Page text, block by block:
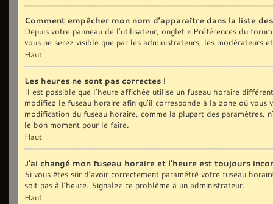
Comment empêcher mon nom d’apparaître dans la liste
Depuis votre panneau de l’utilisateur, onglet « Préférences du
vous ne serez visible que par les administrateurs, les modérateurs
Haut
Les heures ne sont pas correctes !
Il est possible que l’heure affichée utilise un fuseau horaire
modifiez le fuseau horaire afin qu’il corresponde à la zone où
modification du fuseau horaire, comme la plupart des paramètres,
le bon moment pour le faire.
Haut
J’ai changé mon fuseau horaire et l’heure est toujours
Si vous êtes sûr d’avoir correctement paramétré votre fuseau
soit pas à l’heure. Signalez ce problème à un administrateur.
Haut